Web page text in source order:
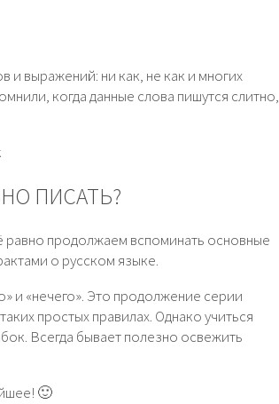
и выражений: ни как, не как и многих
когда данные слова пишутся слитно,
ПИСАТЬ?
продолжаем вспоминать основные
о русском языке.
и «нечего». Это продолжение серии
простых правилах. Однако учиться
Всегда бывает полезно освежить
🙂